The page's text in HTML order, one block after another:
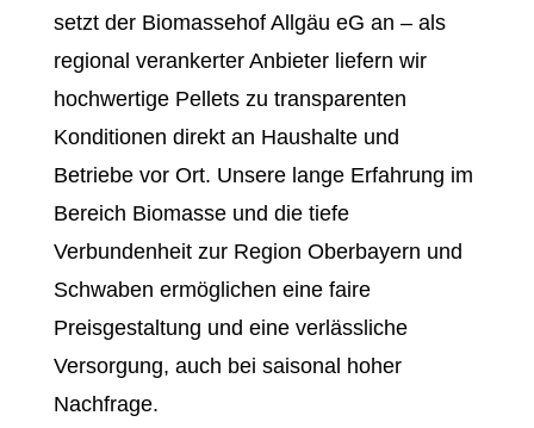
setzt der Biomassehof Allgäu eG an – als
regional verankerter Anbieter liefern wir
hochwertige Pellets zu transparenten
Konditionen direkt an Haushalte und
Betriebe vor Ort. Unsere lange Erfahrung im
Bereich Biomasse und die tiefe
Verbundenheit zur Region Oberbayern und
Schwaben ermöglichen eine faire
Preisgestaltung und eine verlässliche
Versorgung, auch bei saisonal hoher
Nachfrage.